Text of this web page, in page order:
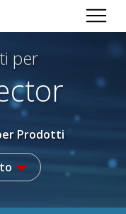
per
Prodotti